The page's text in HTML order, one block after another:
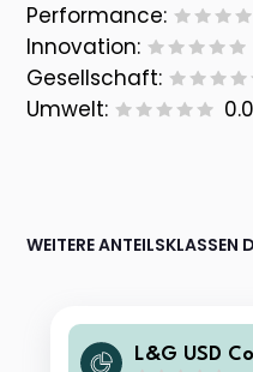
Performance:
Innovation:
Gesellschaft:
Umwelt:
WEITERE ANTEILSKLASSEN
L&G USD